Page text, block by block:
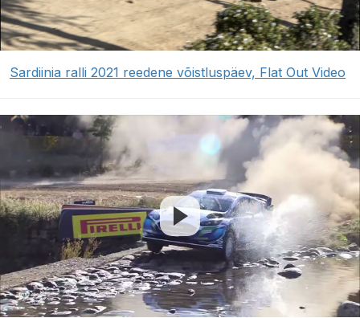
Sardiinia ralli 2021 reedene võistluspäev, Flat Out Video